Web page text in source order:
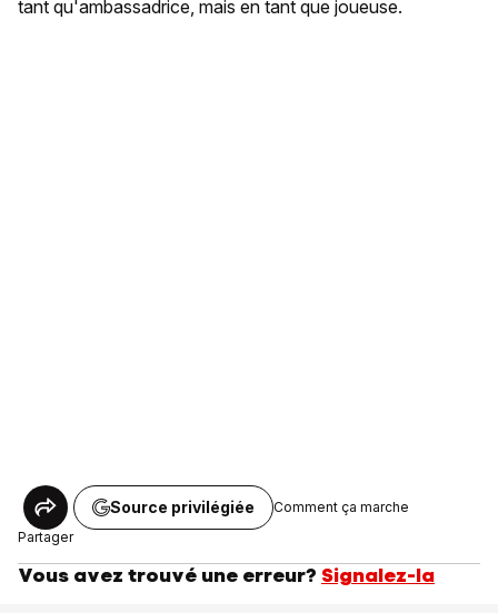
tant qu'ambassadrice, mais en tant que joueuse.
Partager
Source privilégiée Comment ça marche
Vous avez trouvé une erreur? Signalez-la